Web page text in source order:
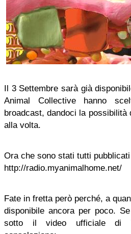
Il 3 Settembre sarà già
Animal Collective hanno
broadcast, dandoci la
alla volta.
Ora che sono stati tutti
http://radio.myanimalhome.net/
Fate in fretta però perché, a
disponibile ancora per poco.
sotto il video ufficiale di